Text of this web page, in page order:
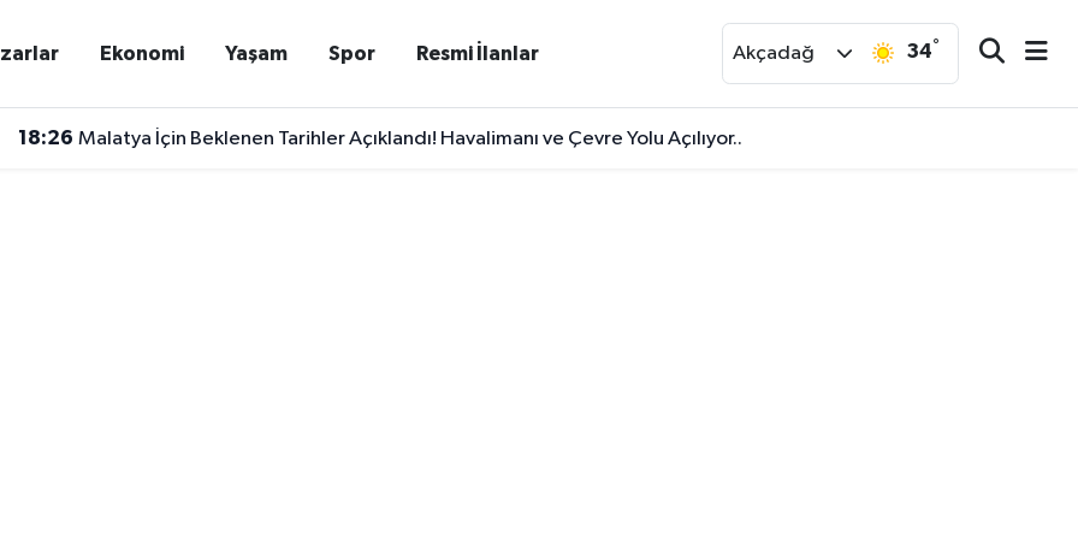
Ekonomi Yaşam Spor Resmi İlanlar Akçadağ 34°
18:26 Malatya İçin Beklenen Tarihler Açıklandı! Havalimanı ve Çevre Yolu Açılıyor..